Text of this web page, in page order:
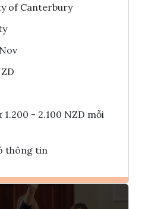
of Canterbury
1.200 - 2.100 NZD mỗi
thông tin
Ghi danh